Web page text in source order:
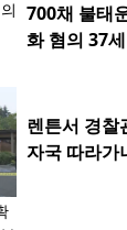
700채 불태
화 혐의 37
렌튼서 경
자국 따라가